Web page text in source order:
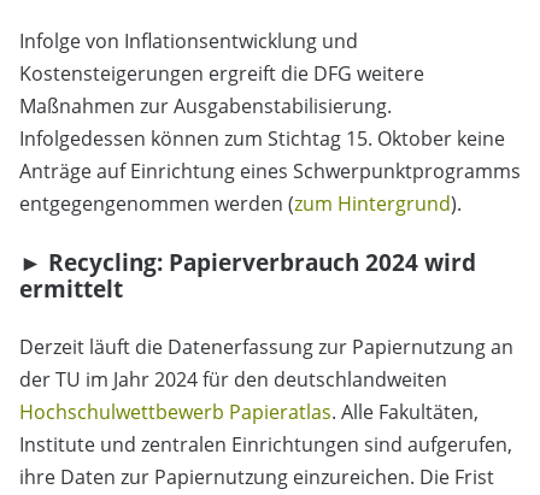
Infolge von Inflationsentwicklung und
Kostensteigerungen ergreift die DFG weitere
Maßnahmen zur Ausgabenstabilisierung.
Infolgedessen können zum Stichtag 15. Oktober keine
Anträge auf Einrichtung eines Schwerpunktprogramms
entgegengenommen werden (zum Hintergrund).
► Recycling: Papierverbrauch 2024 wird
ermittelt
Derzeit läuft die Datenerfassung zur Papiernutzung an
der TU im Jahr 2024 für den deutschlandweiten
Hochschulwettbewerb Papieratlas. Alle Fakultäten,
Institute und zentralen Einrichtungen sind aufgerufen,
ihre Daten zur Papiernutzung einzureichen. Die Frist